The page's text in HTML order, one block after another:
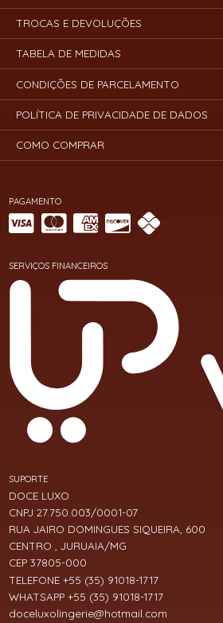
PAGAMENTO
SERVIÇOS FINANCEIROS
SUPORTE
DOCE LUXO
CNPJ 27.750.003/0001-07
RUA JAIRO DOMINGUES SIQUEIRA, 600
CENTRO , JURUAIA/MG
CEP 37805-000
TELEFONE +55 (35) 91018-1717
WHATSAPP +55 (35) 91018-1717
doceluxolingerie@hotmail.com
TROCAS E DEVOLUÇÕES
TABELA DE MEDIDAS
CONDIÇÕES DE PARCELAMENTO
POLÍTICA DE PRIVACIDADE DE DADOS
COMO COMPRAR